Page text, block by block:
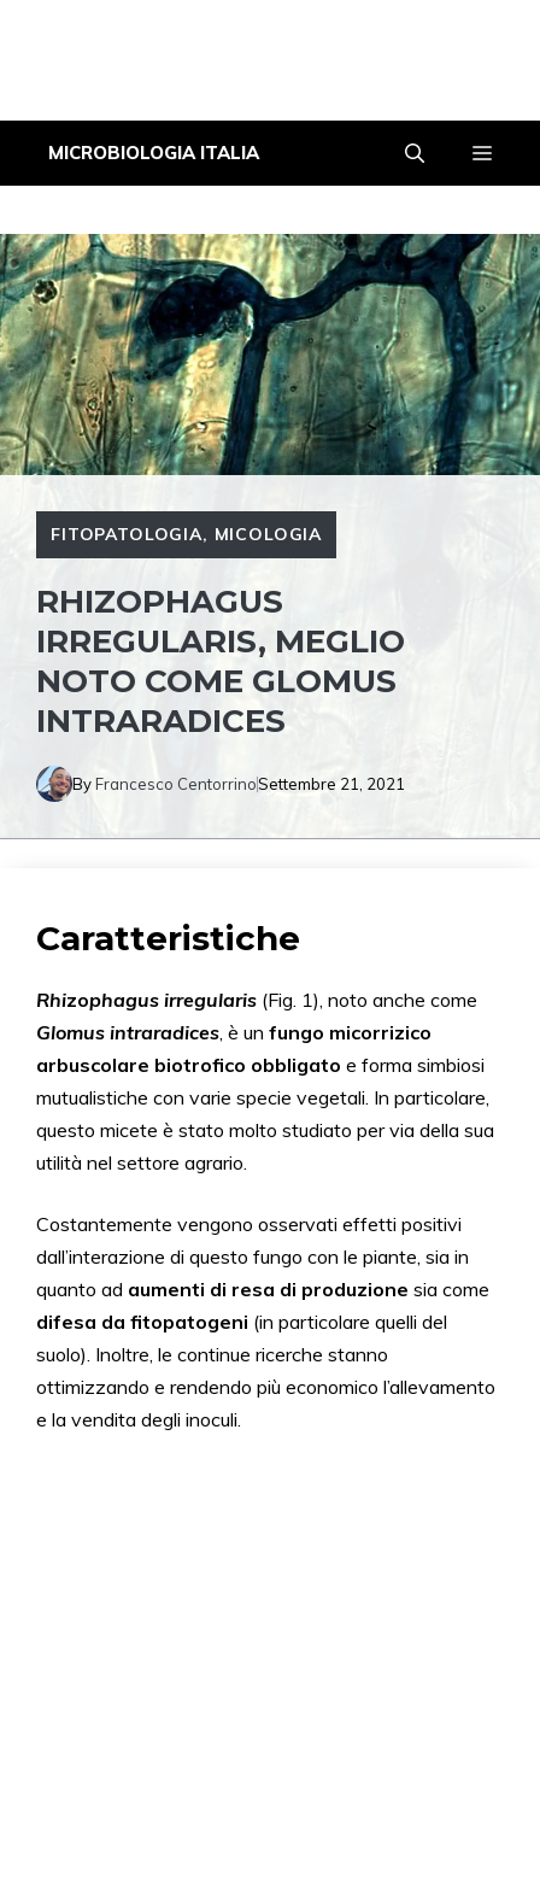
MICROBIOLOGIA ITALIA Menu
FITOPATOLOGIA, MICOLOGIA
RHIZOPHAGUS
IRREGULARIS, MEGLIO
NOTO COME GLOMUS
INTRARADICES
ByFrancesco CentorrinoSettembre 21, 2021
Caratteristiche
Rhizophagus irregularis (Fig. 1), noto anche come
Glomus intraradices, è un fungo micorrizico
arbuscolare biotrofico obbligato e forma simbiosi
mutualistiche con varie specie vegetali. In particolare,
questo micete è stato molto studiato per via della sua
utilità nel settore agrario.
Costantemente vengono osservati effetti positivi
dall’interazione di questo fungo con le piante, sia in
quanto ad aumenti di resa di produzione sia come
difesa da fitopatogeni (in particolare quelli del
suolo). Inoltre, le continue ricerche stanno
ottimizzando e rendendo più economico l’allevamento
e la vendita degli inoculi.